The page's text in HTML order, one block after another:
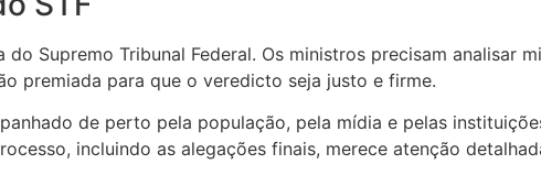
Supremo Tribunal Federal. Os ministros precisam analisar
premiada para que o veredicto seja justo e firme.
de perto pela população, pela mídia e pelas
incluindo as alegações finais, merece atenção